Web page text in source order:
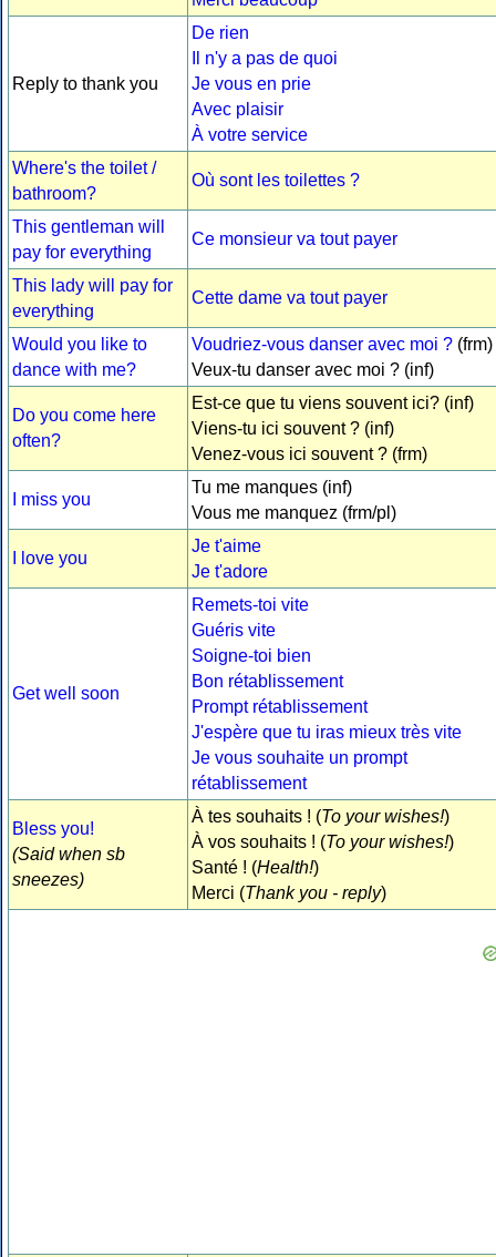
Reply to thank you
De rien
Il n'y a pas de quoi
Je vous en prie
Avec plaisir
À votre service
Where's the toilet /
bathroom?
Où sont les toilettes ?
This gentleman will
pay for everything
Ce monsieur va tout payer
This lady will pay for
everything
Cette dame va tout payer
Would you like to
dance with me?
Voudriez-vous danser avec moi ? (frm)
Veux-tu danser avec moi ? (inf)
Do you come here
often?
Est-ce que tu viens souvent ici? (inf)
Viens-tu ici souvent ? (inf)
Venez-vous ici souvent ? (frm)
I miss you
Tu me manques (inf)
Vous me manquez (frm/pl)
I love you
Je t'aime
Je t'adore
Get well soon
Remets-toi vite
Guéris vite
Soigne-toi bien
Bon rétablissement
Prompt rétablissement
J'espère que tu iras mieux très vite
Je vous souhaite un prompt
rétablissement
Bless you!
(Said when sb
sneezes)
À tes souhaits ! (To your wishes!)
À vos souhaits ! (To your wishes!)
Santé ! (Health!)
Merci (Thank you - reply)